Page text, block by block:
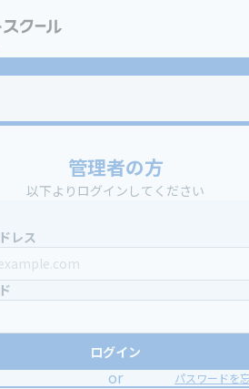
管理者の方
以下よりログインしてください
レス
ログイン
or パスワードを